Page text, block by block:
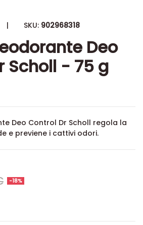
| SKU: 902968318
Deo
Scholl - 75 g
Deo Control Dr Scholl regola la
e previene i cattivi odori.
-18%